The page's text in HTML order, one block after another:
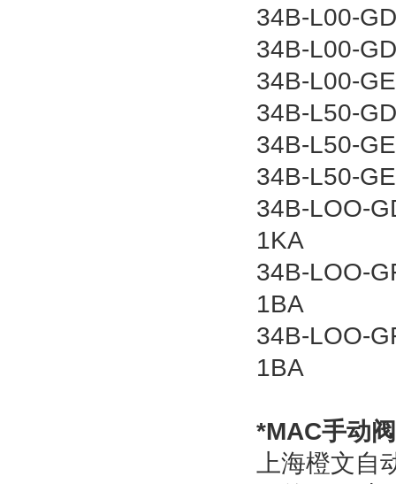
34B-L00-
34B-L00-
34B-L00-
34B-L50-
34B-L50-
34B-L50-
34B-LOO-
1KA
34B-LOO-
1BA
34B-LOO-
1BA
*MAC手动阀
上海橙文